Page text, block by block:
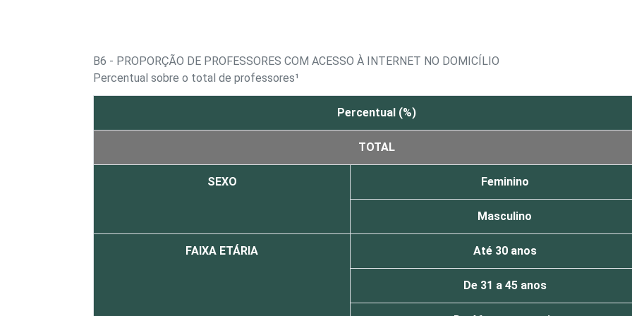
B6 - PROPORÇÃO DE PROFESSORES COM ACESSO À INTERNET NO DOMICÍLIO
Percentual sobre o total de professores¹
Percentual (%)
TOTAL
SEXO Feminino
Masculino
FAIXA ETÁRIA Até 30 anos
De 31 a 45 anos